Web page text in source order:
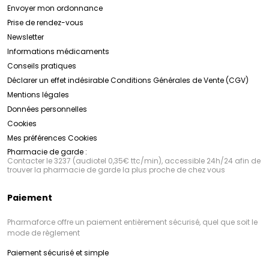
Envoyer mon ordonnance
Prise de rendez-vous
Newsletter
Informations médicaments
Conseils pratiques
Déclarer un effet indésirableConditions Générales de Vente (CGV)
Mentions légales
Données personnelles
Cookies
Mes préférences Cookies
Pharmacie de garde :
Contacter le 3237 (audiotel 0,35€ ttc/min), accessible 24h/24 afin de
trouver la pharmacie de garde la plus proche de chez vous
Paiement
Pharmaforce offre un paiement entièrement sécurisé, quel que soit le
mode de règlement
Paiement sécurisé et simple